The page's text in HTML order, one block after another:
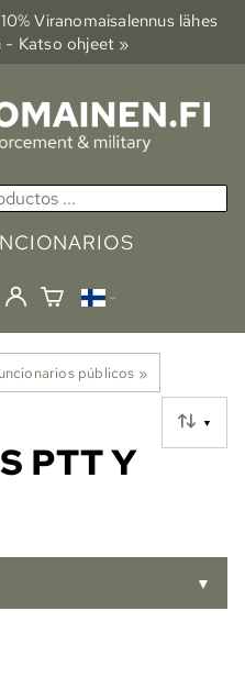
Viranomais­alennus lähes
- Katso ohjeet »
públicos ‪»
▼
PTT Y
▼